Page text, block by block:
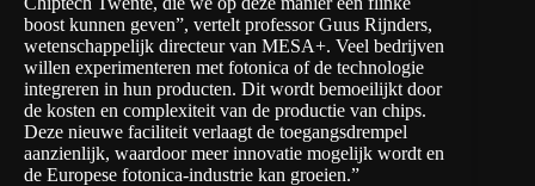
boost kunnen geven”, vertelt professor Guus Rijnders,
wetenschappelijk directeur van MESA+. Veel bedrijven
willen experimenteren met fotonica of de technologie
integreren in hun producten. Dit wordt bemoeilijkt door
de kosten en complexiteit van de productie van chips.
Deze nieuwe faciliteit verlaagt de toegangsdrempel
aanzienlijk, waardoor meer innovatie mogelijk wordt en
de Europese fotonica-industrie kan groeien.”